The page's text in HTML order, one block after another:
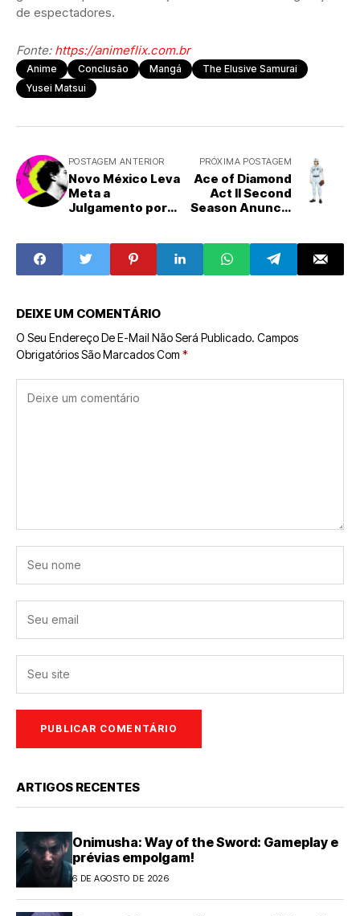
de espectadores.
Fonte: https://animeflix.com.br
Anime Conclusão Mangá
The Elusive Samurai
Yusei Matsui
POSTAGEM ANTERIOR
Novo México Leva
Meta a
Julgamento por
e Desinformação
PRÓXIMA POSTAGEM
Ace of Diamond
Act II Second
Season Anuncia
Novos
Dubladores de
Renome
DEIXE UM COMENTÁRIO
O Seu Endereço De E-Mail Não Será Publicado. Campos
Obrigatórios São Marcados Com *
ARTIGOS RECENTES
Onimusha: Way of the Sword: Gameplay e
prévias empolgam!
6 DE AGOSTO DE 2026